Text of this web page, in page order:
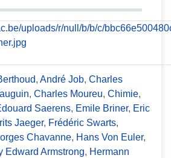
, André Job, Charles
, Charles Moureu, Chimie,
Saerens, Emile Briner, Eric
Jaeger, Frédéric Swarts,
Chavanne, Hans Von Euler,
Edward Armstrong, Hermann